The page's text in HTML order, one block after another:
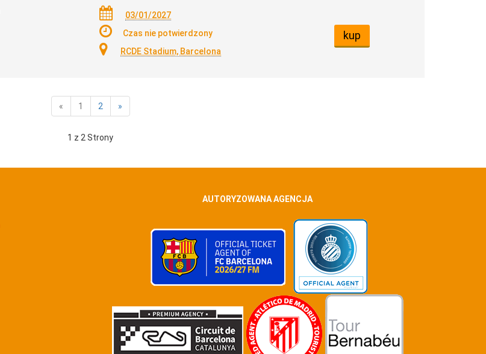
03/01/2027
Czas nie potwierdzony
RCDE Stadium, Barcelona
kup
« 1 2 »
1 z 2 Strony
AUTORYZOWANA AGENCJA